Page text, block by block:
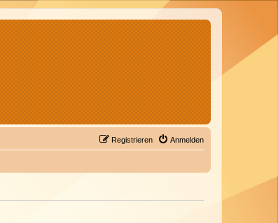
Anmelden
Registrieren